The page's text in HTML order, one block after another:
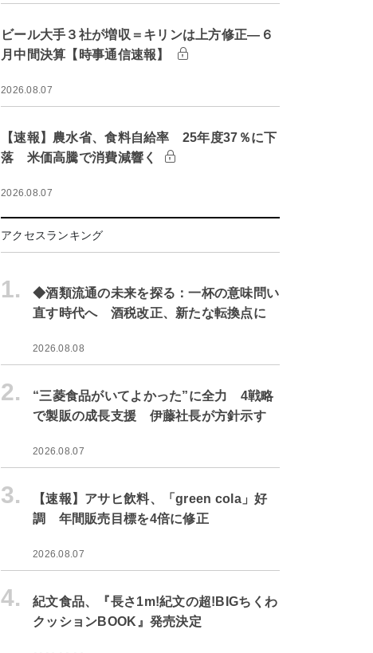
ビール大手３社が増収＝キリンは上方修正―６
月中間決算【時事通信速報】
2026.08.07
【速報】農水省、食料自給率 25年度37％に下
落 米価高騰で消費減響く
2026.08.07
アクセスランキング
1.
◆酒類流通の未来を探る：一杯の意味問い
直す時代へ 酒税改正、新たな転換点に
2026.08.08
2.
“三菱食品がいてよかった”に全力 4戦略
で製販の成長支援 伊藤社長が方針示す
2026.08.07
3.
【速報】アサヒ飲料、「green cola」好
調 年間販売目標を4倍に修正
2026.08.07
4.
紀文食品、『長さ1m!紀文の超!BIGちくわ
クッションBOOK』発売決定